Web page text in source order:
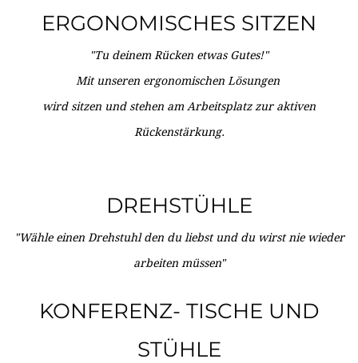
ERGONOMISCHES SITZEN
"Tu deinem Rücken etwas Gutes!"
Mit unseren ergonomischen Lösungen
wird sitzen und stehen am Arbeitsplatz zur aktiven
Rückenstärkung.
DREHSTÜHLE
"Wähle einen Drehstuhl den du liebst und du wirst nie wieder
arbeiten müssen"
KONFERENZ- TISCHE UND
STÜHLE